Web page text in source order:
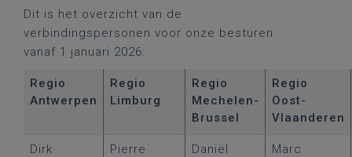
Dit is het overzicht van de
verbindingspersonen voor onze besturen
vanaf 1 januari 2026:
Regio
Antwerpen
Regio
Limburg
Regio
Mechelen-
Brussel
Regio
Oost-
Vlaanderen
Dirk
Pierre
Daniël
Marc